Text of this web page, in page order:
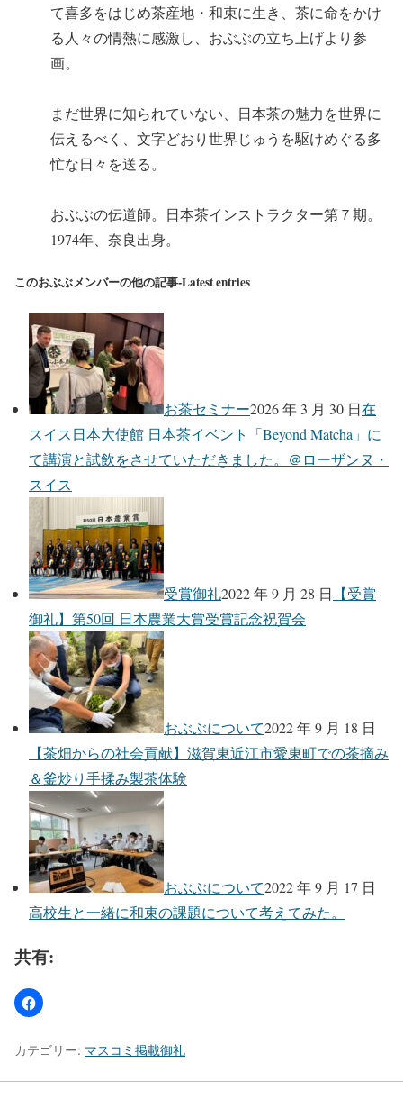
て喜多をはじめ茶産地・和束に生き、茶に命をかけ
る人々の情熱に感激し、おぶぶの立ち上げより参
画。
まだ世界に知られていない、日本茶の魅力を世界に
伝えるべく、文字どおり世界じゅうを駆けめぐる多
忙な日々を送る。
おぶぶの伝道師。日本茶インストラクター第７期。
1974年、奈良出身。
このおぶぶメンバーの他の記事-Latest entries
お茶セミナー2026 年 3 月 30 日在
スイス日本大使館 日本茶イベント「Beyond Matcha」に
て講演と試飲をさせていただきました。＠ローザンヌ・
スイス
受賞御礼2022 年 9 月 28 日 【受賞
御礼】第50回 日本農業大賞受賞記念祝賀会
おぶぶについて2022 年 9 月 18 日
【茶畑からの社会貢献】滋賀東近江市愛東町での茶摘み
＆釜炒り手揉み製茶体験
おぶぶについて2022 年 9 月 17 日
高校生と一緒に和束の課題について考えてみた。
共有:
カテゴリー: マスコミ掲載御礼